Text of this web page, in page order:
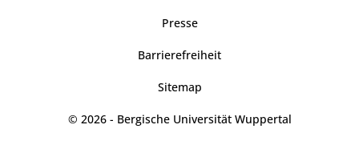
Presse
Barrierefreiheit
Sitemap
© 2026 - Bergische Universität Wuppertal